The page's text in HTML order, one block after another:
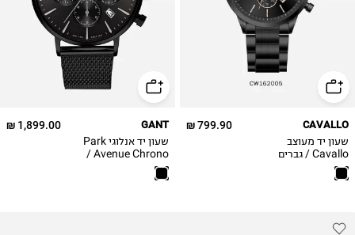
799.90 ₪ CAVALLO
שעון יד מעוצב
Cavallo / גברים
CW162005
1,899.00 ₪ GANT
שעון יד אנלוגי Park
Avenue Chrono /
גברים G123009